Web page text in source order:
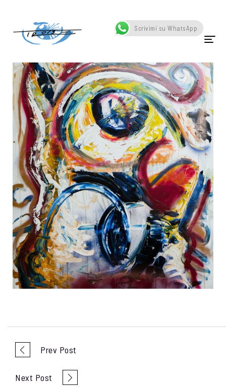
HOME
CHI SONO
OPERE
SCATTI
SCULTURE
VIDEO
NEWS
Prev Post
Next Post
Scrivimi su WhatsApp